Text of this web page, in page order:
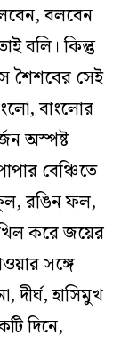
বলবেন
বলি। কিন্তু
শৈশবের সেই
বাংলোর
অস্পষ্ট
বেঞ্চিতে
রঙিন ফল,
করে জয়ের
সঙ্গে
দীর্ঘ, হাসিমুখ
দিনে,